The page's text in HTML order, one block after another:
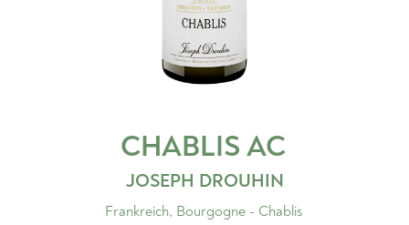
CHABLIS AC
JOSEPH DROUHIN
Frankreich, Bourgogne - Chablis